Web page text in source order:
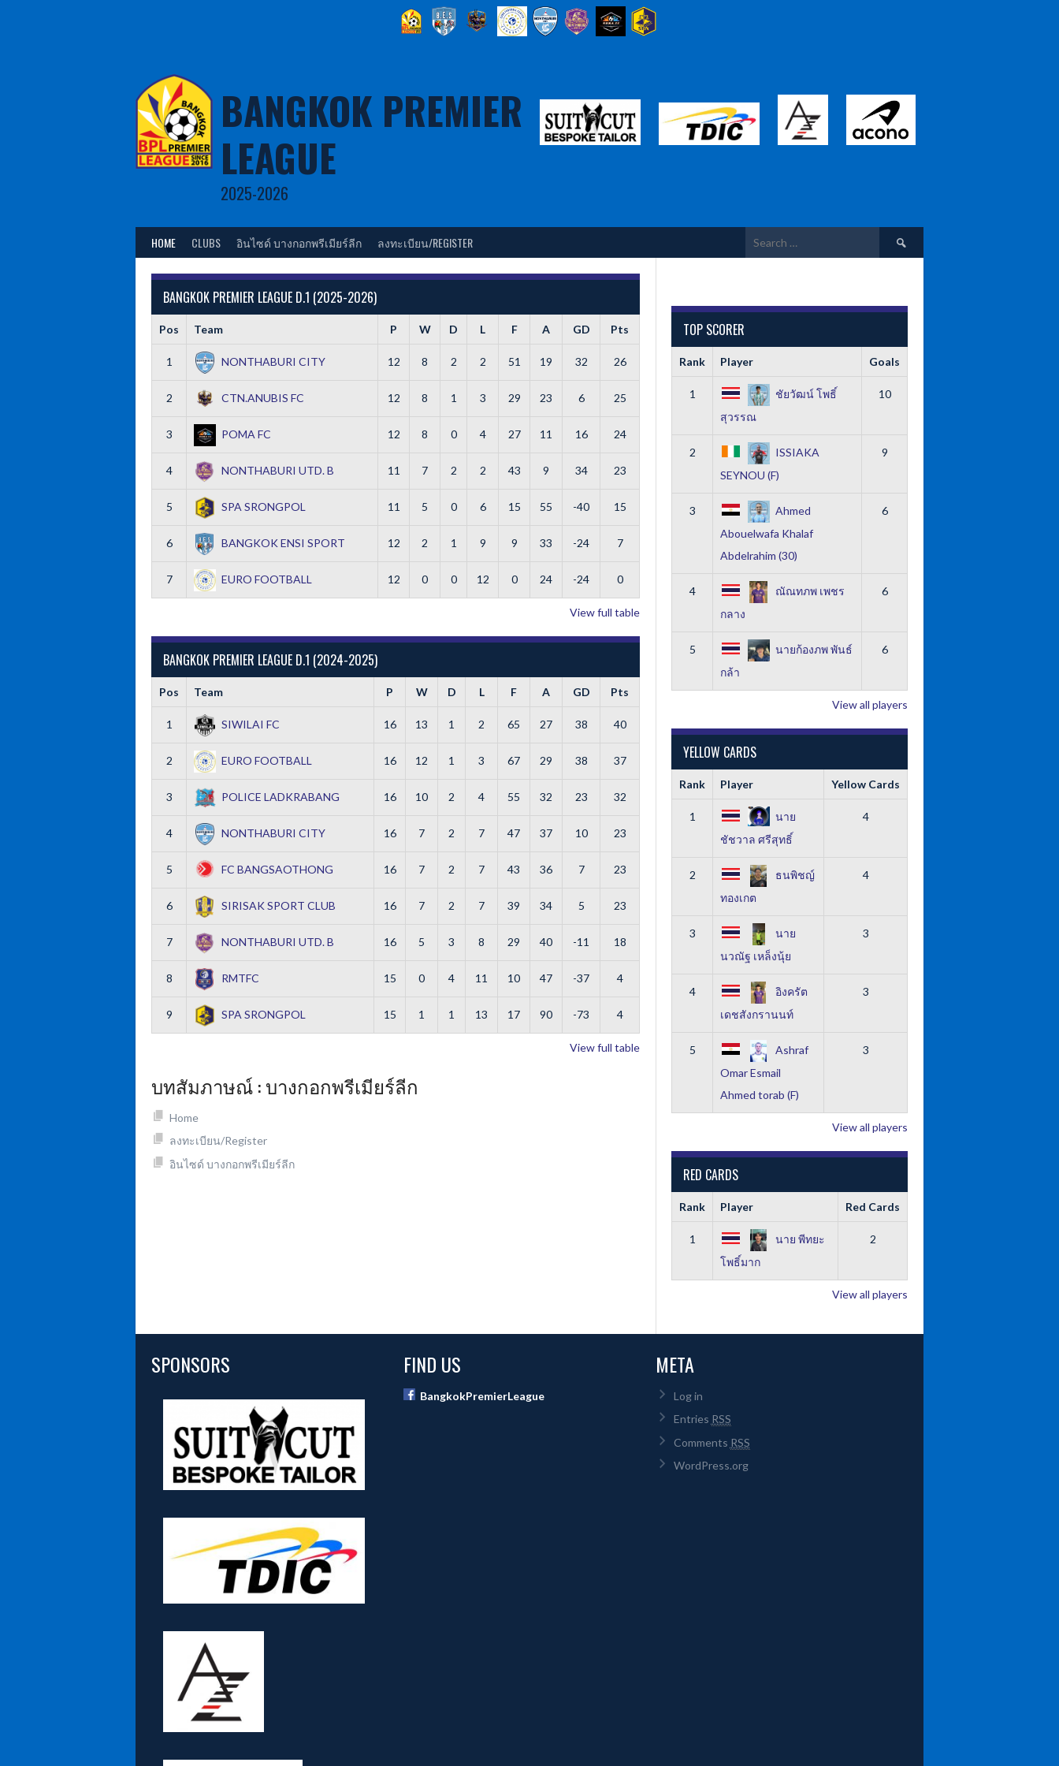
BANGKOK PREMIER
LEAGUE
2025-2026
HOME CLUBS อินไซด์ บางกอกพรีเมียร์ลีก ลงทะเบียน/REGISTER
Search
for:
BANGKOK PREMIER LEAGUE D.1 (2025-2026)
Pos Team P W D L F A GD Pts
1 NONTHABURI CITY 12 8 2 2 51 19 32 26
2 CTN.ANUBIS FC 12 8 1 3 29 23 6 25
3 POMA FC 12 8 0 4 27 11 16 24
4 NONTHABURI UTD. B 11 7 2 2 43 9 34 23
5 SPA SRONGPOL 11 5 0 6 15 55 -40 15
6 BANGKOK ENSI SPORT 12 2 1 9 9 33 -24 7
7 EURO FOOTBALL 12 0 0 12 0 24 -24 0
View full table
BANGKOK PREMIER LEAGUE D.1 (2024-2025)
Pos Team P W D L F A GD Pts
1 SIWILAI FC 16 13 1 2 65 27 38 40
2 EURO FOOTBALL 16 12 1 3 67 29 38 37
3 POLICE LADKRABANG 16 10 2 4 55 32 23 32
4 NONTHABURI CITY 16 7 2 7 47 37 10 23
5 FC BANGSAOTHONG 16 7 2 7 43 36 7 23
6 SIRISAK SPORT CLUB 16 7 2 7 39 34 5 23
7 NONTHABURI UTD. B 16 5 3 8 29 40 -11 18
8 RMTFC 15 0 4 11 10 47 -37 4
9 SPA SRONGPOL 15 1 1 13 17 90 -73 4
View full table
บทสัมภาษณ์ : บางกอกพรีเมียร์ลีก
Home
ลงทะเบียน/Register
อินไซด์ บางกอกพรีเมียร์ลีก
TOP SCORER
Rank Player Goals
1
ชัยวัฒน์ โพธิ์
สุวรรณ
10
2
ISSIAKA
SEYNOU (F)
9
3
Ahmed
Abouelwafa Khalaf
Abdelrahim (30)
6
4
ณัณทภพ เพชร
กลาง
6
5
นายก้องภพ พันธ์
กล้า
6
View all players
YELLOW CARDS
Rank Player Yellow Cards
1
นาย
ชัชวาล ศรีสุทธิ์
4
2
ธนพิชญ์
ทองเกต
4
3
นาย
นวณัฐ เหล็งนุ้ย
3
4
อิงครัต
เดชสังกรานนท์
3
5
Ashraf
Omar Esmail
Ahmed torab (F)
3
View all players
RED CARDS
Rank Player Red Cards
1
นาย พีทยะ
โพธิ์มาก
2
View all players
SPONSORS FIND US
BangkokPremierLeague
META
Log in
Entries RSS
Comments RSS
WordPress.org